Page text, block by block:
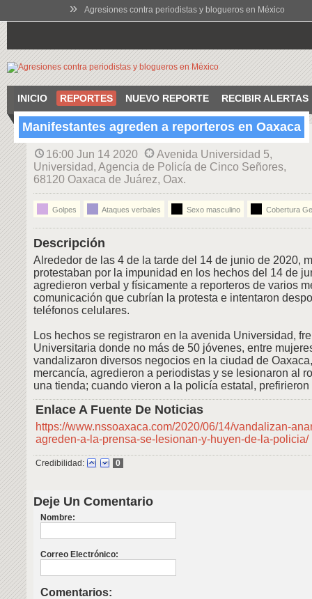
» Agresiones contra periodistas y blogueros en México
INICIO REPORTES NUEVO REPORTE RECIBIR ALERTAS
Manifestantes agreden a reporteros en Oaxaca
16:00 Jun 14 2020
Avenida Universidad 5,
Universidad, Agencia de Policía de Cinco Señores,
68120 Oaxaca de Juárez, Oax.
Golpes Ataques verbales Sexo masculino Cobertura
Descripción
Alrededor de las 4 de la tarde del 14 de junio de 2020,
protestaban por la impunidad en los hechos del 14 de
agredieron verbal y físicamente a reporteros de varios
comunicación que cubrían la protesta e intentaron
teléfonos celulares.
Los hechos se registraron en la avenida Universidad,
Universitaria donde no más de 50 jóvenes, entre
vandalizaron diversos negocios en la ciudad de
mercancía, agredieron a periodistas y se lesionaron al
una tienda; cuando vieron a la policía estatal, prefirieron
Enlace A Fuente De Noticias
https://www.nssoaxaca.com/2020/06/14/vandalizan-
agreden-a-la-prensa-se-lesionan-y-huyen-de-la-policia/
Credibilidad: 0
Deje Un Comentario
Nombre:
Correo Electrónico:
Comentarios: